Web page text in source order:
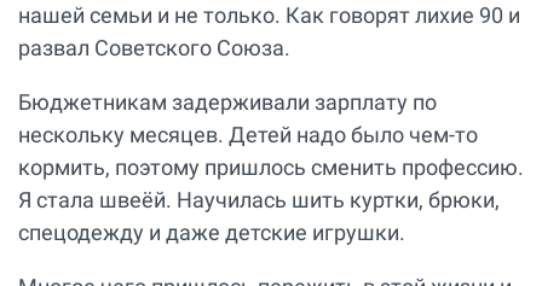
нашей семьи и не только. Как говорят лихие 90 и
развал Советского Союза.
Бюджетникам задерживали зарплату по
нескольку месяцев. Детей надо было чем-то
кормить, поэтому пришлось сменить профессию.
Я стала швеёй. Научилась шить куртки, брюки,
спецодежду и даже детские игрушки.